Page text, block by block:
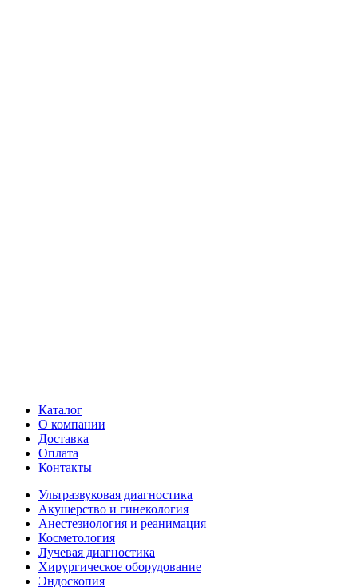
Каталог
О компании
Доставка
Оплата
Контакты
Ультразвуковая диагностика
Акушерство и гинекология
Анестезиология и реанимация
Косметология
Лучевая диагностика
Хирургическое оборудование
Эндоскопия